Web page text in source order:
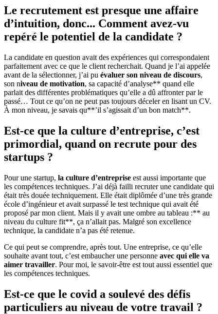
Le recrutement est presque une affaire
d’intuition, donc... Comment avez-vu
repéré le potentiel de la candidate ?
La candidate en question avait des expériences qui correspondaient
parfaitement avec ce que le client recherchait. Quand je l’ai appelée
avant de la sélectionner, j’ai pu évaluer son niveau de discours,
son niveau de motivation, sa capacité d’analyse** quand elle
parlait des différentes problématiques qu’elle a dû affronter par le
passé… Tout ce qu’on ne peut pas toujours déceler en lisant un CV.
À mon niveau, je savais qu**’il s’agissait d’un bon match**.
Est-ce que la culture d’entreprise, c’est
primordial, quand on recrute pour des
startups ?
Pour une startup, la culture d’entreprise est aussi importante que
les compétences techniques. J’ai déjà failli recruter une candidate qui
était très douée techniquement. Elle était diplômée d’une très grande
école d’ingénieur et avait surpassé le test technique qui avait été
proposé par mon client. Mais il y avait une ombre au tableau :** au
niveau du culture fit**, ça n’allait pas. Malgré son excellence
technique, la candidate n’a pas été retenue.
Ce qui peut se comprendre, après tout. Une entreprise, ce qu’elle
souhaite avant tout, c’est embaucher une personne avec qui elle va
aimer travailler. Pour moi, le savoir-être est tout aussi essentiel que
les compétences techniques.
Est-ce que le covid a soulevé des défis
particuliers au niveau de votre travail ?